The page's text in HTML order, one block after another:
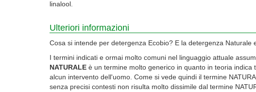
linalool.
Ulteriori informazioni
Cosa si intende per detergenza Ecobio? E la detergenza
I termini indicati e ormai molto comuni nel linguaggio attuale
NATURALE è un termine molto generico in quanto in teoria
alcun intervento dell'uomo. Come si vede quindi il termine
senza precisi contesti non risulta molto dissimile dal termine